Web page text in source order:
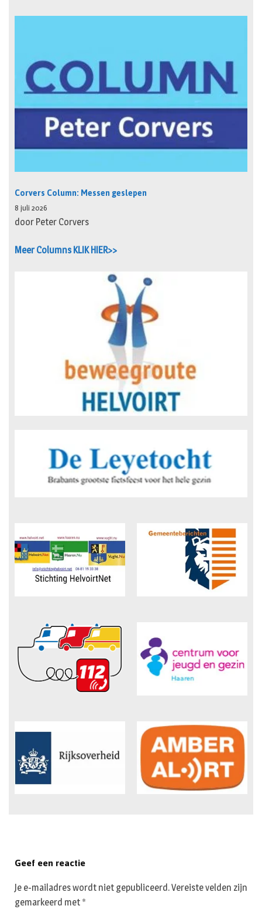
Corvers Column: Messen geslepen
8 juli 2026
door Peter Corvers
Meer Columns KLIK HIER>>
Geef een reactie
Je e-mailadres wordt niet gepubliceerd.Vereiste velden zijn
gemarkeerd met *